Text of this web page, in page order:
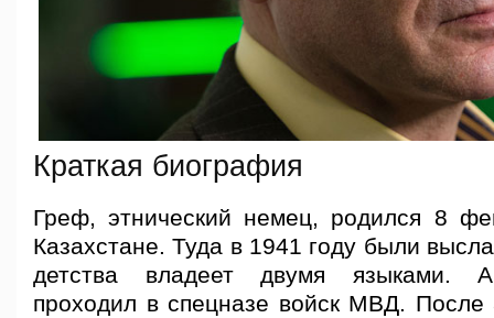
Краткая биография
Греф, этнический немец, родился 8
Казахстане. Туда в 1941 году были
детства владеет двумя языками.
проходил в спецназе войск МВД. После